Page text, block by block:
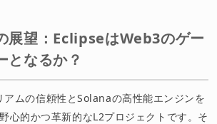
展望：EclipseはWeb3のゲー
となるか？
ムの信頼性とSolanaの高性能エンジンを
心的かつ革新的なL2プロジェクトです。そ